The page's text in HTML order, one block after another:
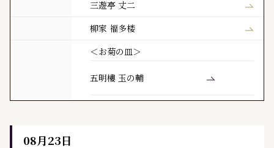
三遊亭 丈二
柳家 福多楼
＜お菊の皿＞
五明樓 玉の輔
08月23日